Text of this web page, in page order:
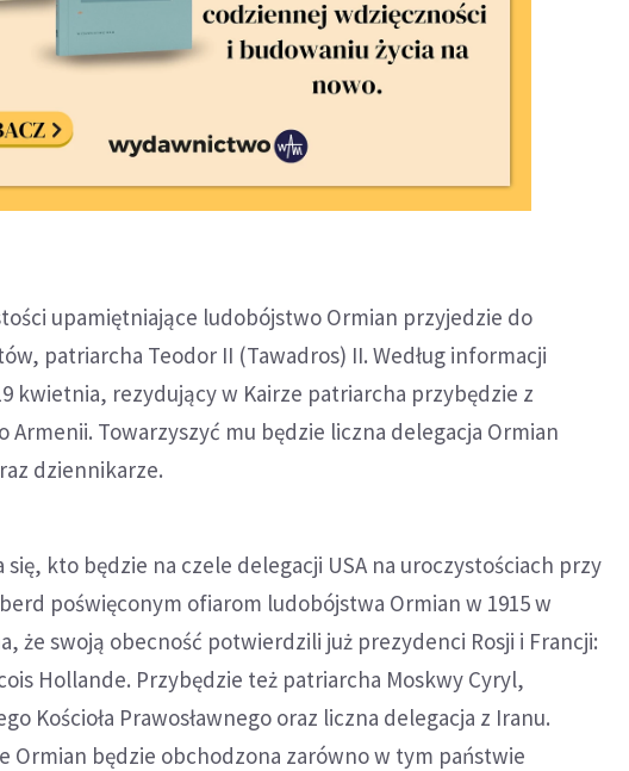
upamiętniające ludobójstwo Ormian przyjedzie do
patriarcha Teodor II (Tawadros) II. Według informacji
kwietnia, rezydujący w Kairze patriarcha przybędzie z
Towarzyszyć mu będzie liczna delegacja Ormian
dziennikarze.
się, kto będzie na czele delegacji USA na uroczystościach przy
poświęconym ofiarom ludobójstwa Ormian w 1915 w
że swoją obecność potwierdzili już prezydenci Rosji i Francji:
Hollande. Przybędzie też patriarcha Moskwy Cyryl,
Kościoła Prawosławnego oraz liczna delegacja z Iranu.
Ormian będzie obchodzona zarówno w tym państwie